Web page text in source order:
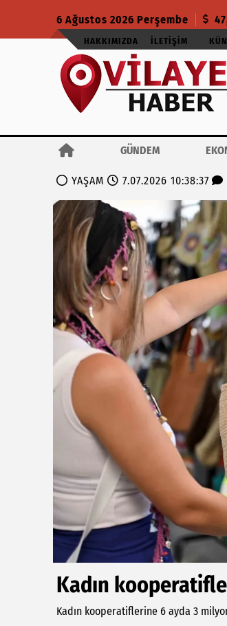
6 Ağustos 2026 Perşembe
HAKKIMIZDA İLETIŞIM
GÜNDEM
YAŞAM 7.07.2026 10:38:37
Kadın
Kadın kooperatiflerine 6 ayda 3